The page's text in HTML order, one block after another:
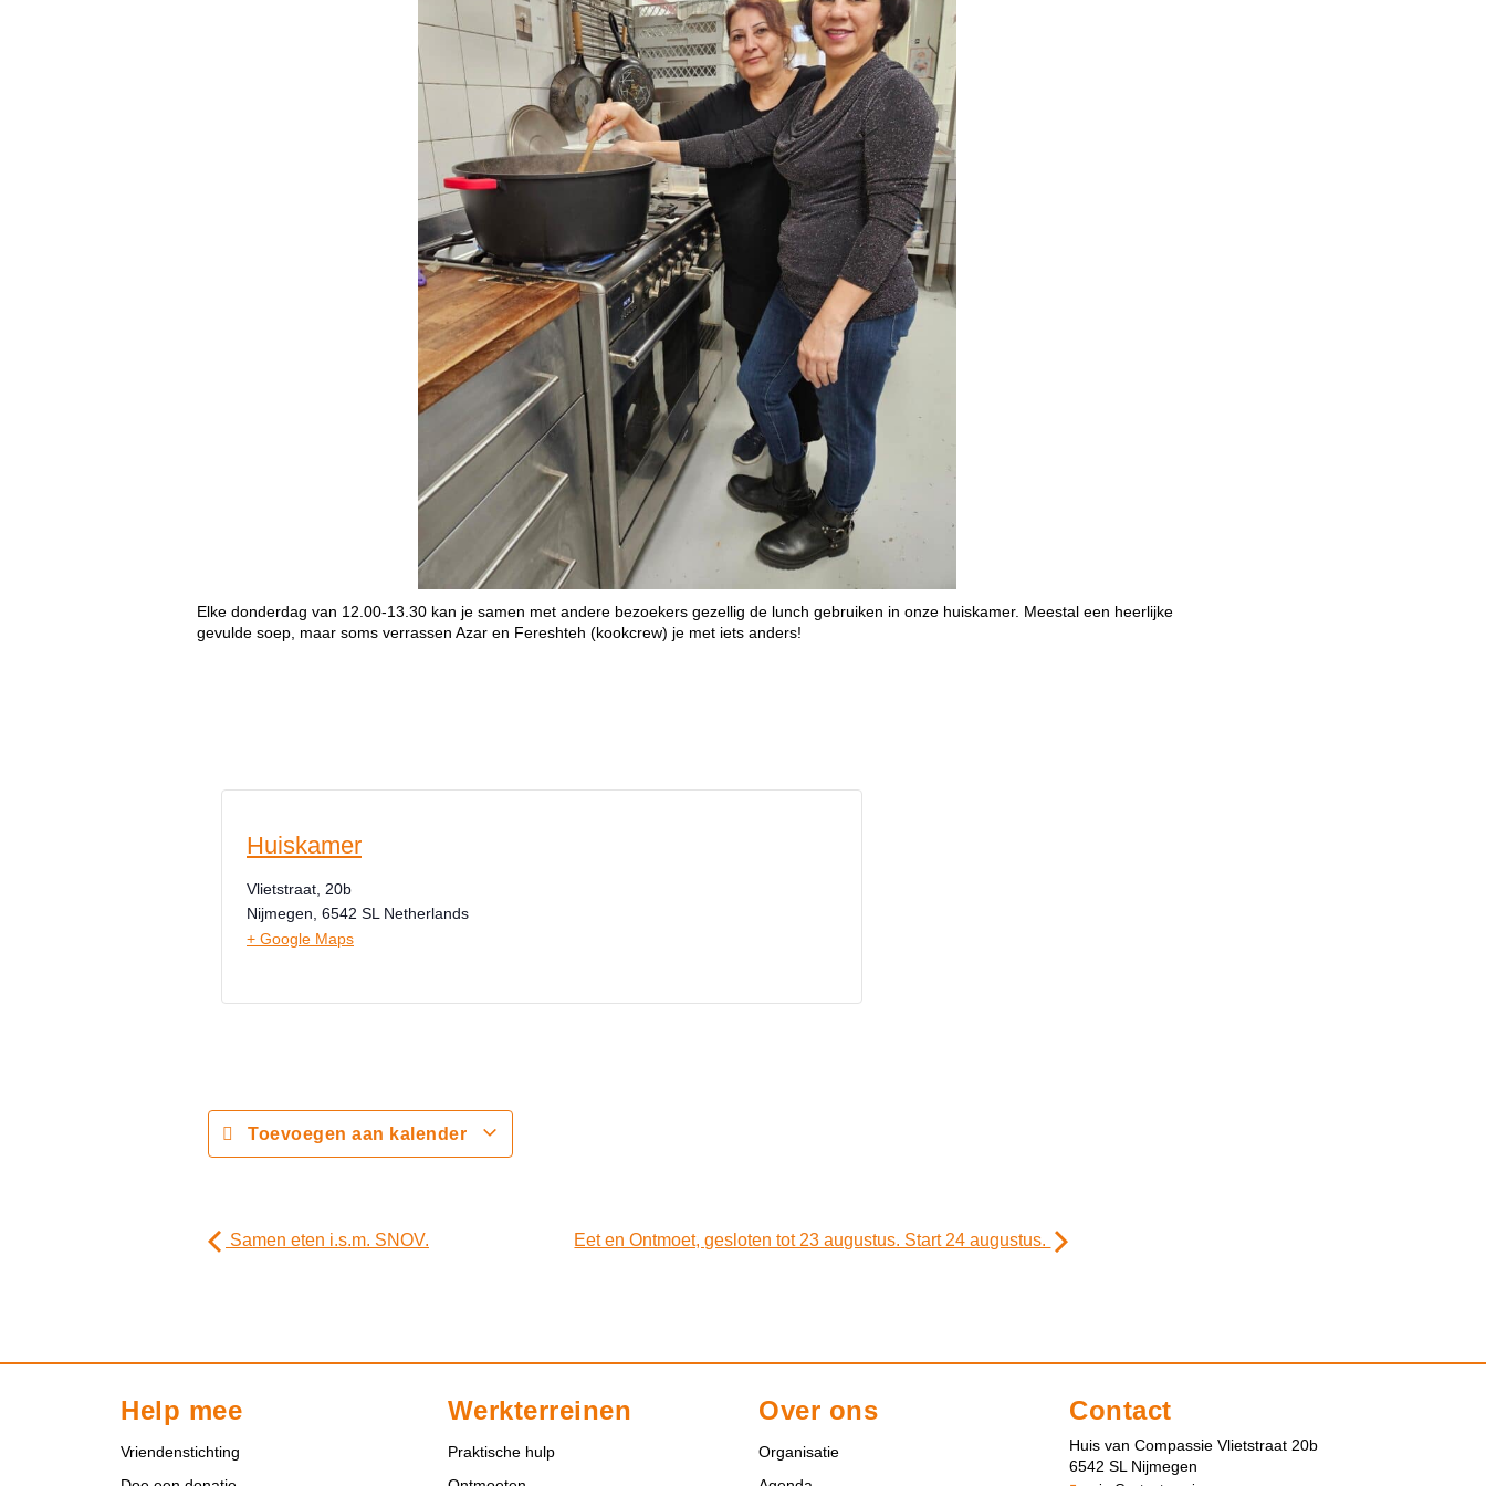
Elke donderdag van 12.00-13.30 kan je samen met andere bezoekers gezellig de lunch gebruiken in onze huiskamer. Meestal een heerlijke
gevulde soep, maar soms verrassen Azar en Fereshteh (kookcrew) je met iets anders!
Huiskamer
Vlietstraat, 20b
Nijmegen 6542 SL Netherlands
+ Google Maps
Toevoegen aan kalender
Samen eten i.s.m. SNOV. Eet en Ontmoet, gesloten tot 23 augustus. Start 24 augustus.
Help mee
Vriendenstichting
Werkterreinen
Praktische hulp
Over ons
Organisatie
Contact
Huis van Compassie Vlietstraat 20b
6542 SL Nijmegen